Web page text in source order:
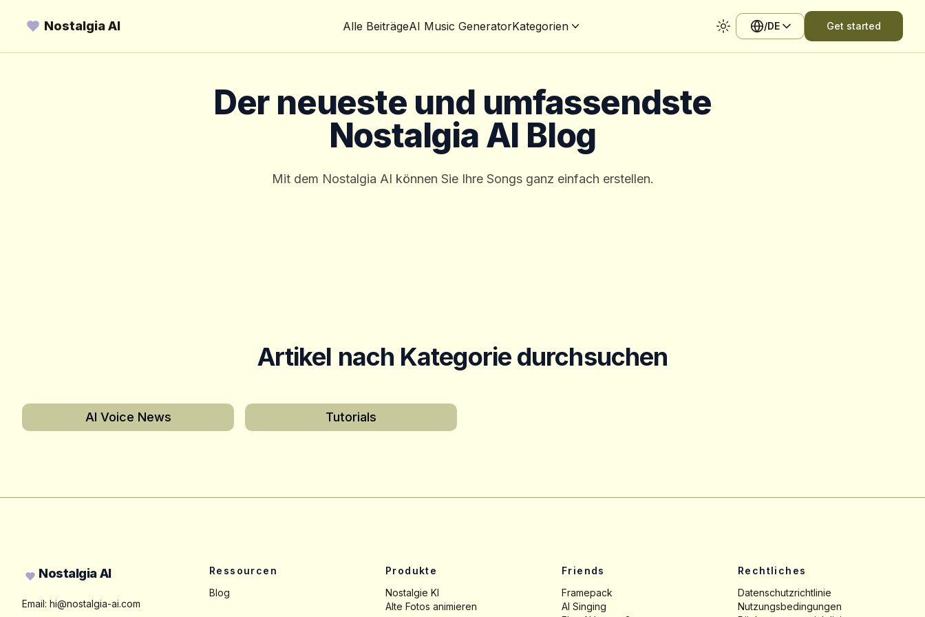
Nostalgia AI Alle BeiträgeAI Music GeneratorKategorien Toggle theme
/DE Get started
Der neueste und umfassendste
Nostalgia AI Blog
Mit dem Nostalgia AI können Sie Ihre Songs ganz einfach erstellen.
Artikel nach Kategorie durchsuchen
AI Voice News Tutorials
Nostalgia AI
Email: hi@nostalgia-ai.com
Ressourcen
Blog
Produkte
Nostalgie KI
Alte Fotos animieren
Friends
Framepack
AI Singing
Rechtliches
Datenschutzrichtlinie
Nutzungsbedingungen